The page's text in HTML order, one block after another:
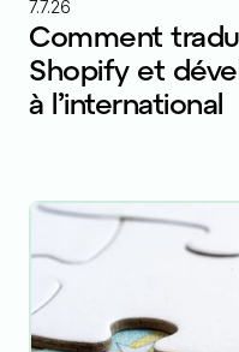
7.7.26
Comment
Shopify et
à l’international